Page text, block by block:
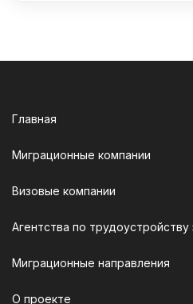
Главная
Миграционные компании
Визовые компании
Агентства по
Миграционные направления
О проекте